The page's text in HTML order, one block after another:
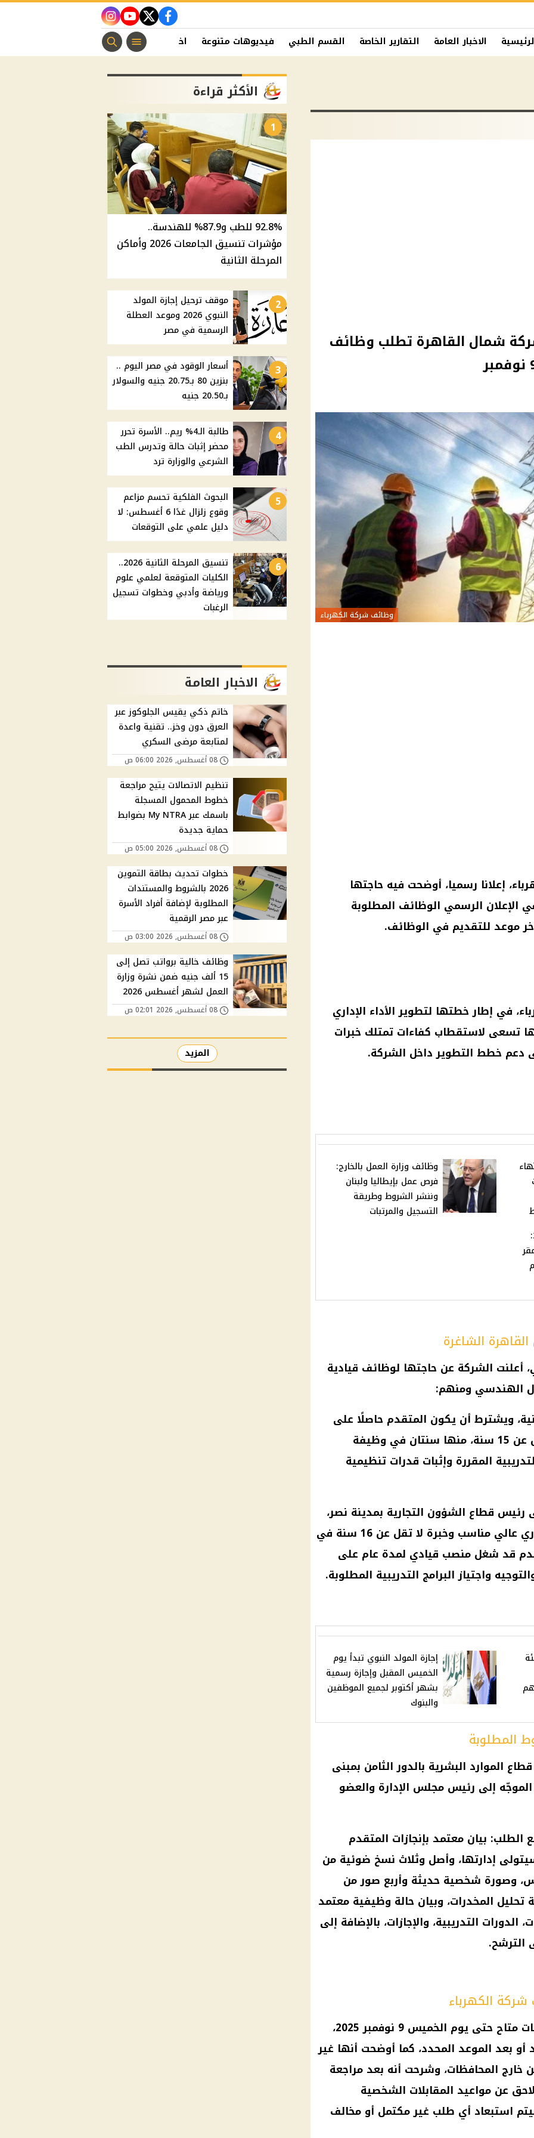
facebook
twitter
youtube
instagram
الاخبار العامة التقارير الخاصة القسم الطبي فيديوهات متنوعة اخبار الفن منوعات مسيحية
الكهرباء 2025: شركة شمال القاهرة تطلب وظائف
وظائف شركة الكهرباء
إعلانا رسميا، أوضحت فيه حاجتها
الإعلان الرسمي الوظائف المطلوبة
موعد للتقديم في الوظائف.
، في إطار خطتها لتطوير الأداء الإداري
تسعى لاستقطاب كفاءات تمتلك خبرات
دعم خطط التطوير داخل الشركة.
وظائف وزارة العمل بالخارج:
فرص عمل بإيطاليا ولبنان
وننشر الشروط وطريقة
التسجيل والمرتبات
وظائف وزارة الصحة 2025:
الشاغرة
أعلنت الشركة عن حاجتها لوظائف قيادية
الهندسي ومنهم:
ويشترط أن يكون المتقدم حاصلًا على
مؤهل هندسي عالٍ وخبرة لا تقل عن 15 سنة، منها سنتان في وظيفة
المقررة وإثبات قدرات تنظيمية
قطاع الشؤون التجارية بمدينة نصر،
ويشترط الحصول على مؤهل تجاري عالي مناسب وخبرة لا تقل عن 16 سنة في
قد شغل منصب قيادي لمدة عام على
واجتياز البرامج التدريبية المطلوبة.
15 فئة
إجازة المولد النبوي تبدأ يوم
الخميس المقبل وإجازة رسمية
بشهر أكتوبر لجميع الموظفين
والبنوك
المطلوبة
الموارد البشرية بالدور الثامن بمبنى
إلى رئيس مجلس الإدارة والعضو
الطلب: بيان معتمد بإنجازات المتقدم
إدارتها، وأصل وثلاث نسخ ضوئية من
وصورة شخصية حديثة وأربع صور من
تحليل المخدرات، وبيان حالة وظيفية معتمد
التدريبية، والإجازات، بالإضافة إلى
الترشح.
الكهرباء
واوضحت الشركة أن تقديم الطلبات متاح حتى يوم الخميس 9 نوفمبر 2025،
أو بعد الموعد المحدد، كما أوضحت أنها غير
المحافظات، وشرحت أنه بعد مراجعة
عن مواعيد المقابلات الشخصية
استبعاد أي طلب غير مكتمل أو مخالف
الأكثر قراءة
1
92.8% للطب و87.9% للهندسة..
مؤشرات تنسيق الجامعات 2026 وأماكن
المرحلة الثانية
2
موقف ترحيل إجازة المولد
النبوي 2026 وموعد العطلة
الرسمية في مصر
3
أسعار الوقود في مصر اليوم ..
بنزين 80 بـ20.75 جنيه والسولار
بـ20.50 جنيه
4
طالبة الـ4% ريم.. الأسرة تحرر
محضر إثبات حالة وتدرس الطب
الشرعي والوزارة ترد
5
البحوث الفلكية تحسم مزاعم
وقوع زلزال غدًا 6 أغسطس: لا
دليل علمي على التوقعات
6
تنسيق المرحلة الثانية 2026..
الكليات المتوقعة لعلمي علوم
ورياضة وأدبي وخطوات تسجيل
الرغبات
الاخبار العامة
خاتم ذكي يقيس الجلوكوز عبر
العرق دون وخز.. تقنية واعدة
لمتابعة مرضى السكري
08 أغسطس, 2026 06:00 ص
تنظيم الاتصالات يتيح مراجعة
خطوط المحمول المسجلة
باسمك عبر My NTRA بضوابط
حماية جديدة
08 أغسطس, 2026 05:00 ص
خطوات تحديث بطاقة التموين
2026 بالشروط والمستندات
المطلوبة لإضافة أفراد الأسرة
عبر مصر الرقمية
08 أغسطس, 2026 03:00 ص
وظائف خالية برواتب تصل إلى
15 ألف جنيه ضمن نشرة وزارة
العمل لشهر أغسطس 2026
08 أغسطس, 2026 02:01 ص
المزيد